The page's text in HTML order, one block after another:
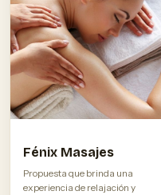
Fénix Masajes
Propuesta que brinda una
experiencia de relajación y